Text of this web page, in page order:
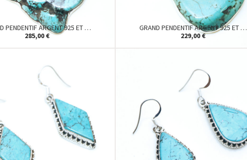
PENDENTIF ARGENT 925 ET …
285,00 €
GRAND PENDENTIF ARGENT 925 ET …
229,00 €